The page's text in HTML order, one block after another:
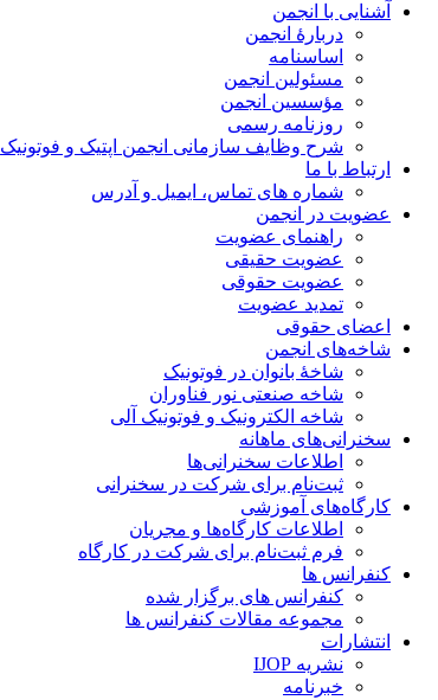
آشنایی با انجمن
دربارۀ انجمن
اساسنامه
مسئولین انجمن
مؤسسین انجمن
روزنامه رسمی
شرح وظایف سازمانی انجمن اپتیک و فوتونیک
ارتباط با ما
شماره های تماس، ایمیل و آدرس
عضویت در انجمن
راهنمای عضویت
عضویت حقیقی
عضویت حقوقی
تمدید عضویت
اعضای حقوقی
شاخه‌های انجمن
شاخۀ بانوان در فوتونیک
شاخه صنعتی نور فناوران
شاخه‌ الکترونیک و فوتونیک آلی
سخنرانی‌های ماهانه
اطلاعات سخنرانی‌‌ها
ثبت‌نام برای شرکت در سخنرانی
کارگاه‌های آموزشی
اطلاعات کارگاه‌ها و مجریان
فرم ثبت‌نام برای شرکت در کارگاه
کنفرانس ها
کنفرانس های برگزار شده
مجموعه مقالات کنفرانس ها
انتشارات
نشریه IJOP
خبرنامه